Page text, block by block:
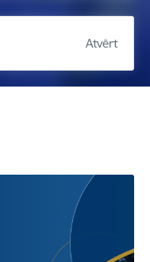
Atvērt